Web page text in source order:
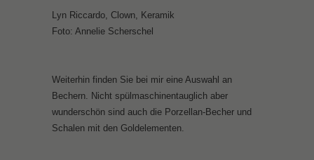
Lyn Riccardo, Clown, Keramik
Foto: Annelie Scherschel
Weiterhin finden Sie bei mir eine Auswahl an
Bechern. Nicht spülmaschinentauglich aber
wunderschön sind auch die Porzellan-Becher und
Schalen mit den Goldelementen.